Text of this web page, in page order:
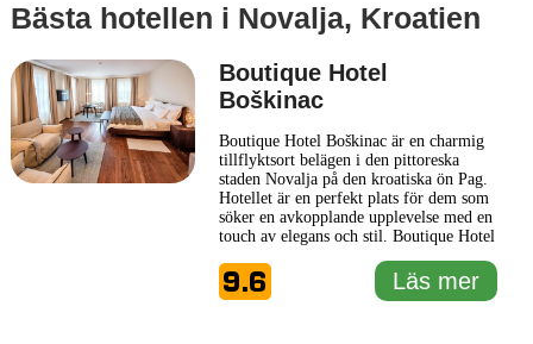
Bästa hotellen i Novalja, Kroatien
Boutique Hotel
Boškinac
Boutique Hotel Boškinac är en charmig
tillflyktsort belägen i den pittoreska
staden Novalja på den kroatiska ön Pag.
Hotellet är en perfekt plats för dem som
söker en avkopplande upplevelse med en
touch av elegans och stil. Boutique Hotel
gäster en genuin och personlig vistelse
där detaljerna är noggrant genomtänkta
9.6 Läs mer